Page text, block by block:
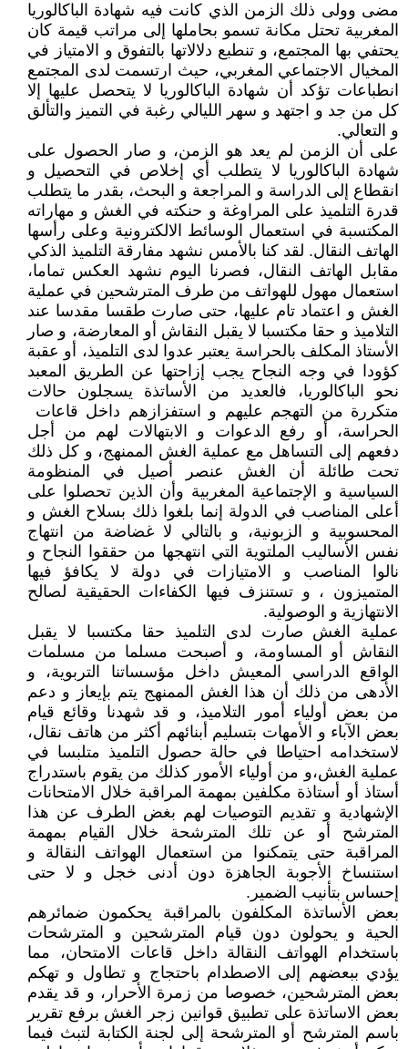
مضى وولى ذلك الزمن الذي كانت فيه شهادة الباكالوريا
المغربية تحتل مكانة تسمو بحاملها إلى مراتب قيمة كان
يحتفي بها المجتمع، و تنطبع دلالاتها بالتفوق و الامتياز في
المخيال الاجتماعي المغربي، حيث ارتسمت لدى المجتمع
انطباعات تؤكد أن شهادة الباكالوريا لا يتحصل عليها إلا
كل من جد و اجتهد و سهر الليالي رغبة في التميز والتألق
و التعالي.
على أن الزمن لم يعد هو الزمن، و صار الحصول على
شهادة الباكالوريا لا يتطلب أي إخلاص في التحصيل و
انقطاع إلى الدراسة و المراجعة و البحث، بقدر ما يتطلب
قدرة التلميذ على المراوغة و حنكته في الغش و مهاراته
المكتسبة في استعمال الوسائط الالكترونية وعلى رأسها
الهاتف النقال. لقد كنا بالأمس نشهد مفارقة التلميذ الذكي
مقابل الهاتف النقال، فصرنا اليوم نشهد العكس تماما،
استعمال مهول للهواتف من طرف المترشحين في عملية
الغش و اعتماد تام عليها، حتى صارت طقسا مقدسا عند
التلاميذ و حقا مكتسبا لا يقبل النقاش أو المعارضة، و صار
الأستاذ المكلف بالحراسة يعتبر عدوا لدى التلميذ، أو عقبة
كؤودا في وجه النجاح يجب إزاحتها عن الطريق المعبد
نحو الباكالوريا، فالعديد من الأساتذة يسجلون حالات
متكررة من التهجم عليهم و استفزازهم داخل قاعات
الحراسة، أو رفع الدعوات و الابتهالات لهم من أجل
دفعهم إلى التساهل مع عملية الغش الممنهج، و كل ذلك
تحت طائلة أن الغش عنصر أصيل في المنظومة
السياسية و الإجتماعية المغربية وأن الذين تحصلوا على
أعلى المناصب في الدولة إنما بلغوا ذلك بسلاح الغش و
المحسوبية و الزبونية، و بالتالي لا غضاضة من انتهاج
نفس الأساليب الملتوية التي انتهجها من حققوا النجاح و
نالوا المناصب و الامتيازات في دولة لا يكافؤ فيها
المتميزون ، و تستنزف فيها الكفاءات الحقيقية لصالح
الانتهازية و الوصولية.
عملية الغش صارت لدى التلميذ حقا مكتسبا لا يقبل
النقاش أو المساومة، و أصبحت مسلما من مسلمات
الواقع الدراسي المعيش داخل مؤسساتنا التربوية، و
الأدهى من ذلك أن هذا الغش الممنهج يتم بإيعاز و دعم
من بعض أولياء أمور التلاميذ، و قد شهدنا وقائع قيام
بعض الآباء و الأمهات بتسليم أبنائهم أكثر من هاتف نقال،
لاستخدامه احتياطا في حالة حصول التلميذ متلبسا في
عملية الغش،و من أولياء الأمور كذلك من يقوم باستدراج
أستاذ أو أستاذة مكلفين بمهمة المراقبة خلال الامتحانات
الإشهادية و تقديم التوصيات لهم بغض الطرف عن هذا
المترشح أو عن تلك المترشحة خلال القيام بمهمة
المراقبة حتى يتمكنوا من استعمال الهواتف النقالة و
استنساخ الأجوبة الجاهزة دون أدنى خجل و لا حتى
إحساس بتأنيب الضمير.
بعض الأساتذة المكلفون بالمراقبة يحكمون ضمائرهم
الحية و يحولون دون قيام المترشحين و المترشحات
باستخدام الهواتف النقالة داخل قاعات الامتحان، مما
يؤدي ببعضهم إلى الاصطدام باحتجاج و تطاول و تهكم
بعض المترشحين، خصوصا من زمرة الأحرار، و قد يقدم
بعض الاساتذة على تطبيق قوانين زجر الغش برفع تقرير
باسم المترشح أو المترشحة إلى لجنة الكتابة لتبث فيما